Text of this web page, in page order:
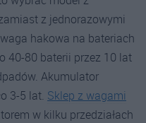
z jednorazowymi
hakowa na bateriach
40-80 baterii przez 10 lat
Akumulator
3-5 lat. Sklep z wagami
w kilku przedziałach